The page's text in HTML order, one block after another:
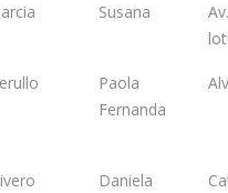
Susana
Paola
Fernanda
Daniela